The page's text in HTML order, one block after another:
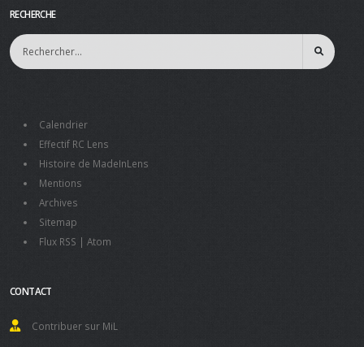
RECHERCHE
Calendrier
Effectif RC Lens
Histoire de MadeInLens
Mentions
Archives
Sitemap
Flux RSS | Atom
CONTACT
Contribuer sur MiL